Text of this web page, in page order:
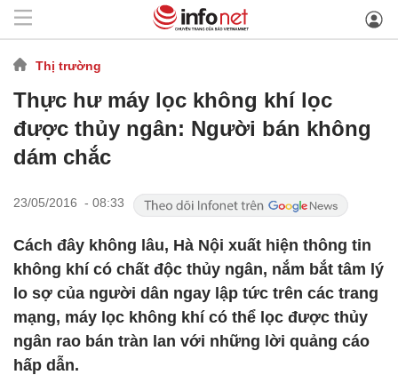
Thị trường
Thực hư máy lọc không khí lọc
được thủy ngân: Người bán không
dám chắc
23/05/2016 - 08:33
Cách đây không lâu, Hà Nội xuất hiện thông tin
không khí có chất độc thủy ngân, nắm bắt tâm lý
lo sợ của người dân ngay lập tức trên các trang
mạng, máy lọc không khí có thể lọc được thủy
ngân rao bán tràn lan với những lời quảng cáo
hấp dẫn.